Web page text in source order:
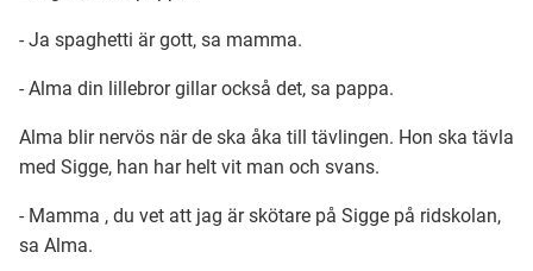
- Ja spaghetti är gott, sa mamma.
- Alma din lillebror gillar också det, sa pappa.
Alma blir nervös när de ska åka till tävlingen. Hon ska tävla
med Sigge, han har helt vit man och svans.
- Mamma , du vet att jag är skötare på Sigge på ridskolan,
sa Alma.